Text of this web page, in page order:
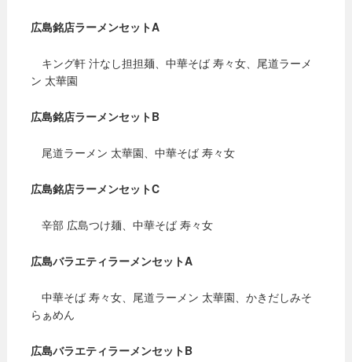
広島銘店ラーメンセットA
キング軒 汁なし担担麺、中華そば 寿々女、尾道ラーメ
ン 太華園
広島銘店ラーメンセットB
尾道ラーメン 太華園、中華そば 寿々女
広島銘店ラーメンセットC
辛部 広島つけ麺、中華そば 寿々女
広島バラエティラーメンセットA
中華そば 寿々女、尾道ラーメン 太華園、かきだしみそ
らぁめん
広島バラエティラーメンセットB